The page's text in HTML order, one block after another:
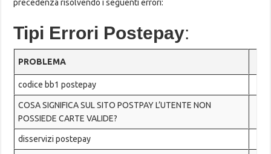
precedenza risolvendo i seguenti errori:
Tipi Errori Postepay:
PROBLEMA
codice bb1 postepay
COSA SIGNIFICA SUL SITO POSTPAY L’UTENTE NON
POSSIEDE CARTE VALIDE?
disservizi postepay